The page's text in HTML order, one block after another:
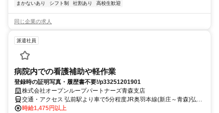
まかないあり
シフト制 社割あり 高校生歓迎
同じ企業の求人
派遣社員
病院内での看護補助や軽作業
登録時の証明写真・履歴書不要!/p33251201901
株式会社オープンループパートナーズ青森支店
交通・アクセス 弘前駅より車で5分程度JR奥羽本線(新庄～青森)弘前
JR奥羽本線(新庄～青森)弘前
時給1,475円以上